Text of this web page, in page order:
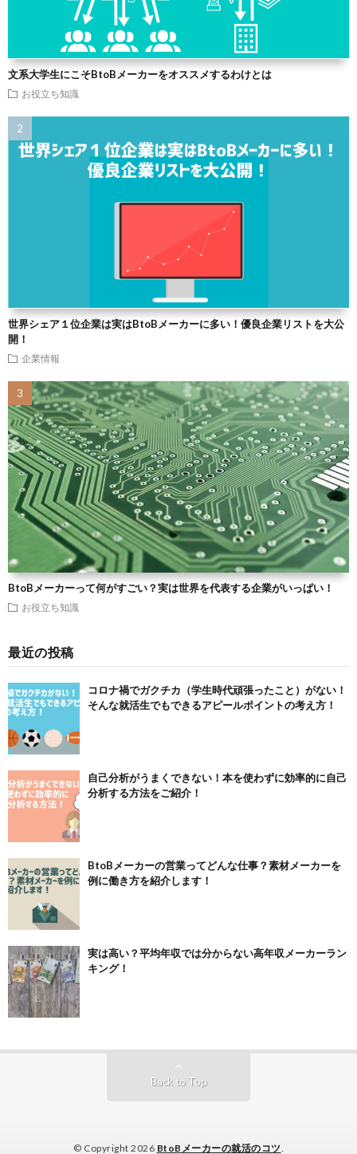
文系大学生にこそBtoBメーカーをオススメするわけとは
お役立ち知識
世界シェア１位企業は実はBtoBメーカーに多い！優良企業リストを大公
開！
企業情報
BtoBメーカーって何がすごい？実は世界を代表する企業がいっぱい！
お役立ち知識
最近の投稿
コロナ禍でガクチカ（学生時代頑張ったこと）がない！
そんな就活生でもできるアピールポイントの考え方！
自己分析がうまくできない！本を使わずに効率的に自己
分析する方法をご紹介！
BtoBメーカーの営業ってどんな仕事？素材メーカーを
例に働き方を紹介します！
実は高い？平均年収では分からない高年収メーカーラン
キング！
Back to Top
© Copyright 2026 BtoBメーカーの就活のコツ.